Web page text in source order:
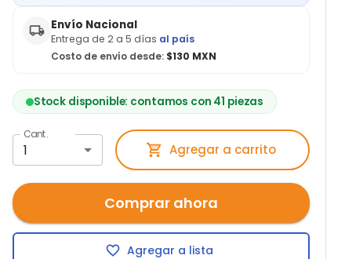
Envío Nacional
Entrega de 2 a 5 días al país
Costo de envío desde:$130 MXN
Stock disponible: contamos con 41 piezas
Cant.
1 Agregar a carrito
Comprar ahora
Agregar a lista